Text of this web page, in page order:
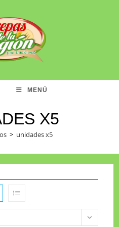
MENÚ
X5
> unidades x5